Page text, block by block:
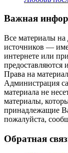
Важная
Все материалы на
источников —
интернете или
предоставляются
Права на
Администрация
материала не
материалы,
принадлежащие
пожалуйста,
Обратная